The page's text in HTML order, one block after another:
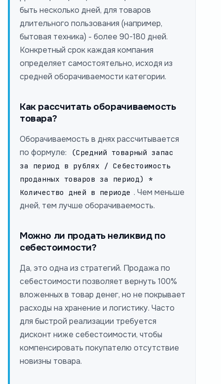
быть несколько дней, для товаров
длительного пользования (например,
бытовая техника) - более 90-180 дней.
Конкретный срок каждая компания
определяет самостоятельно, исходя из
средней оборачиваемости категории.
Как рассчитать оборачиваемость
товара?
Оборачиваемость в днях рассчитывается
по формуле:
(Средний товарный запас
за период в рублях / Себестоимость
проданных товаров за период) *
Количество дней в периоде . Чем меньше
дней, тем лучше оборачиваемость.
Можно ли продать неликвид по
себестоимости?
Да, это одна из стратегий. Продажа по
себестоимости позволяет вернуть 100%
вложенных в товар денег, но не покрывает
расходы на хранение и логистику. Часто
для быстрой реализации требуется
дисконт ниже себестоимости, чтобы
компенсировать покупателю отсутствие
новизны товара.